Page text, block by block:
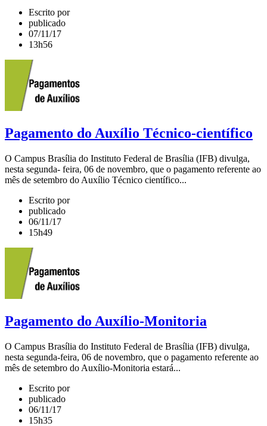
Escrito por
publicado
07/11/17
13h56
Pagamento do Auxílio Técnico-científico
O Campus Brasília do Instituto Federal de Brasília (IFB) divulga,
nesta segunda- feira, 06 de novembro, que o pagamento referente ao
mês de setembro do Auxílio Técnico científico...
Escrito por
publicado
06/11/17
15h49
Pagamento do Auxílio-Monitoria
O Campus Brasília do Instituto Federal de Brasília (IFB) divulga,
nesta segunda-feira, 06 de novembro, que o pagamento referente ao
mês de setembro do Auxílio-Monitoria estará...
Escrito por
publicado
06/11/17
15h35